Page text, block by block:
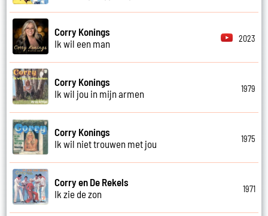
Corry Konings
Ik wil een man
2023
Corry Konings
Ik wil jou in mijn armen
1979
Corry Konings
Ik wil niet trouwen met jou
1975
Corry en De Rekels
Ik zie de zon
1971